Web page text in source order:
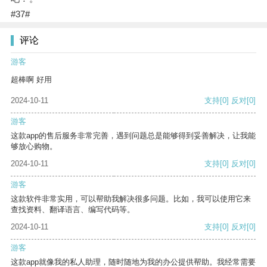
#37#
评论
游客
超棒啊 好用
2024-10-11 支持[0] 反对[0]
游客
这款app的售后服务非常完善，遇到问题总是能够得到妥善解决，让我能
够放心购物。
2024-10-11
支持[0] 反对[0]
游客
这款软件非常实用，可以帮助我解决很多问题。比如，我可以使用它来
查找资料、翻译语言、编写代码等。
2024-10-11
支持[0] 反对[0]
游客
这款app就像我的私人助理，随时随地为我的办公提供帮助。我经常需要